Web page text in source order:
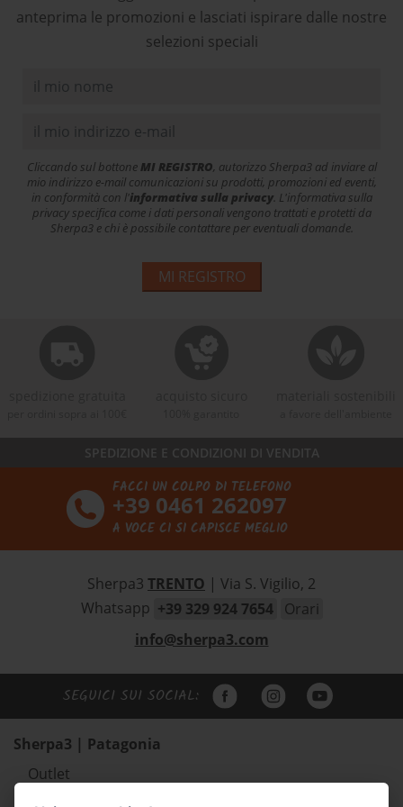
anteprima le promozioni e lasciati ispirare dalle nostre
selezioni speciali
Cliccando sul bottoneMI REGISTRO, autorizzo Sherpa3 ad inviare al
mio indirizzo e-mail comunicazioni su prodotti, promozioni ed eventi,
in conformità con l'informativa sulla privacy. L'informativa sulla
privacy specifica come i dati personali vengono trattati e protetti da
Sherpa3 e chi è possibile contattare per eventuali domande.
MI REGISTRO
SPEDIZIONE E CONDIZIONI DI VENDITA
FACCI UN COLPO DI TELEFONO
+39 0461 262097
A VOCE CI SI CAPISCE MEGLIO
Sherpa3 TRENTO | Via S. Vigilio, 2
Whatsapp +39 329 924 7654
Orari
info@sherpa3.com
SEGUICI SUI SOCIAL:
Sherpa3 | Patagonia
Outlet